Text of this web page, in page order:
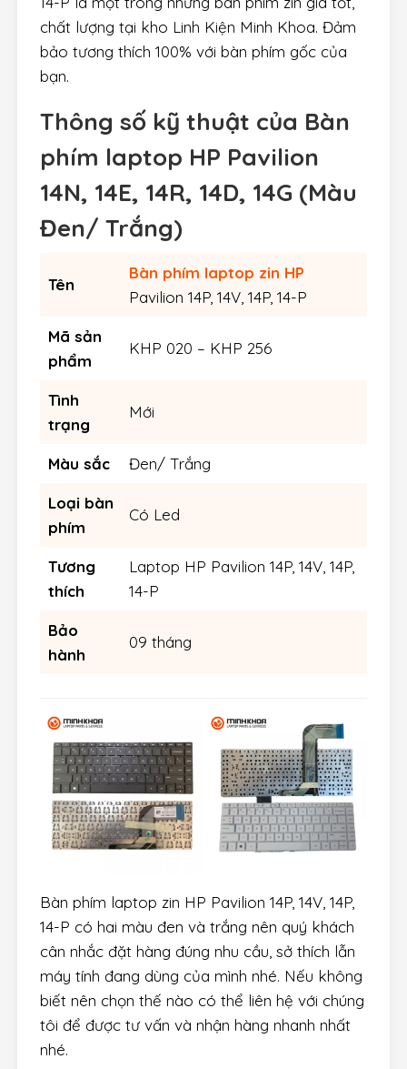
chất lượng tại kho Linh Kiện Minh Khoa. Đảm
bảo tương thích 100% với bàn phím gốc của
bạn.
Thông số kỹ thuật của Bàn
phím laptop HP Pavilion
14N, 14E, 14R, 14D, 14G (Màu
Đen/ Trắng)
Tên
Bàn phím laptop zin HP
Pavilion 14P, 14V, 14P, 14-P
Mã sản
phẩm
KHP 020 – KHP 256
Tình
trạng
Mới
Màu sắc Đen/ Trắng
Loại bàn
phím
Có Led
Tương
thích
Laptop HP Pavilion 14P, 14V, 14P,
14-P
Bảo
hành
09 tháng
Bàn phím laptop zin HP Pavilion 14P, 14V, 14P,
14-P có hai màu đen và trắng nên quý khách
cân nhắc đặt hàng đúng nhu cầu, sở thích lẫn
máy tính đang dùng của mình nhé. Nếu không
biết nên chọn thế nào có thể liên hệ với chúng
tôi để được tư vấn và nhận hàng nhanh nhất
nhé.